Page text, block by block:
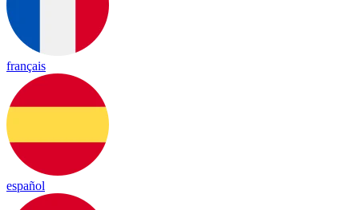
français
español